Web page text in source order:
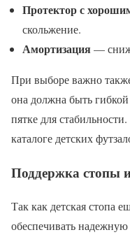
Протектор с
скольжение.
Амортизация—
При выборе важно
она должна быть
пятке для
каталоге детских
Поддержка стопы
Так как детская стопа
обеспечивать